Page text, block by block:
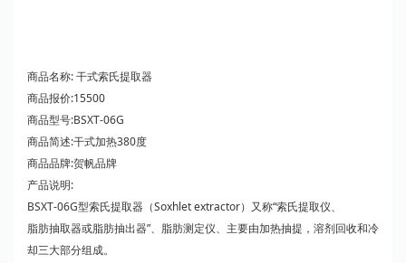
商品名称: 干式索氏提取器
商品报价:15500
商品型号:BSXT-06G
商品简述:干式加热380度
商品品牌:贺帆品牌
产品说明:
BSXT-06G型索氏提取器（Soxhlet extractor）又称“索氏提取仪、
脂肪抽取器或脂肪抽出器”、脂肪测定仪、主要由加热抽提，溶剂回收和冷
却三大部分组成。